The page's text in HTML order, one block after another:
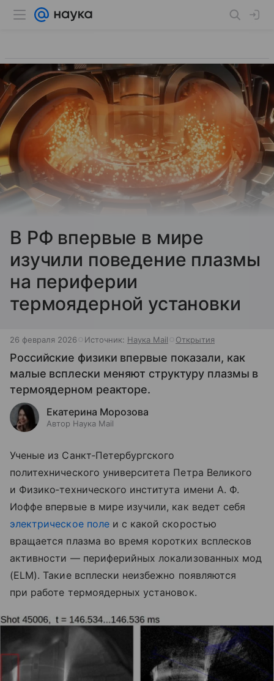
В РФ впервые в мире
изучили поведение плазмы
на периферии
термоядерной установки
26 февраля 2026 Источник: Наука Mail Открытия
Российские физики впервые показали, как
малые всплески меняют структуру плазмы в
термоядерном реакторе.
Екатерина Морозова
Автор Наука Mail
Ученые из Санкт‑Петербургского
политехнического университета Петра Великого
и Физико‑технического института имени А. Ф.
Иоффе впервые в мире изучили, как ведет себя
электрическое полеи с какой скоростью
вращается плазма во время коротких всплесков
активности — периферийных локализованных мод
(ELM). Такие всплески неизбежно появляются
при работе термоядерных установок.